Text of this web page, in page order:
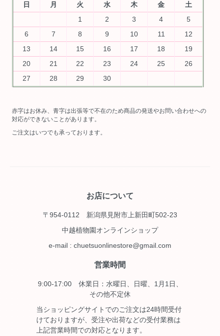
日
月 火 水 木 金
土
1
2 3 4
5
6
7 8 9 10 11
12
13
14 15 16 17 18
19
20
21 22 23 24 25
26
27
28 29 30
赤字はお休み、青字は出張等で不在のため商品の発送やお問い合わせへの
対応ができないことがあります。
ご注文はいつでも承っております。
お店について
〒954-0112 新潟県見附市上新田町502-23
中越植物園オンラインショップ
e-mail : chuetsuonlinestore@gmail.com
営業時間
9:00-17:00 休業日：水曜日、日曜、1月1日、
その他不定休
当ショッピングサイトでのご注文は24時間受付
けておりますが、受注や出荷などの受付業務は
上記営業時間での対応となります。